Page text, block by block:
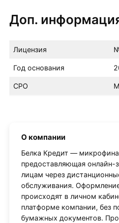
Доп.
Лицензия
Год основания
СРО
О компании
Белка Кредит —
предоставляющая онлайн-
лицам через
обслуживания.
происходят в личном
платформе компании, без
бумажных документов.